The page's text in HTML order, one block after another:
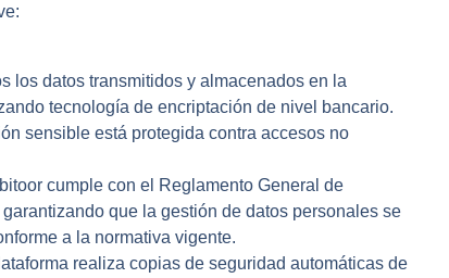
los datos transmitidos y almacenados en la
tecnología de encriptación de nivel bancario.
sensible está protegida contra accesos no
cumple con el Reglamento General de
que la gestión de datos personales se
a la normativa vigente.
realiza copias de seguridad automáticas de